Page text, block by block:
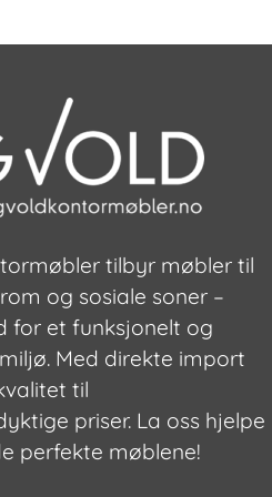
tilbyr møbler til
og sosiale soner –
for et funksjonelt og
Med direkte import
til
priser. La oss hjelpe
perfekte møblene!